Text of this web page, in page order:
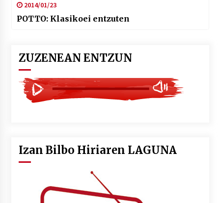
2014/01/23
POTTO: Klasikoei entzuten
ZUZENEAN ENTZUN
Izan Bilbo Hiriaren LAGUNA